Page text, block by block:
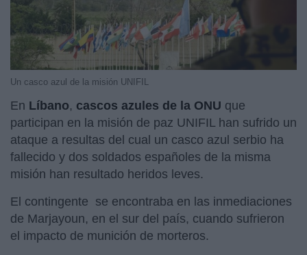
Un casco azul de la misión UNIFIL
En Líbano, cascos azules de la ONU que
participan en la misión de paz UNIFIL han sufrido un
ataque a resultas del cual un casco azul serbio ha
fallecido y dos soldados españoles de la misma
misión han resultado heridos leves.
El contingente se encontraba en las inmediaciones
de Marjayoun, en el sur del país, cuando sufrieron
el impacto de munición de morteros.